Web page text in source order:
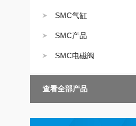
SMC气缸
SMC产品
SMC电磁阀
查看全部产品